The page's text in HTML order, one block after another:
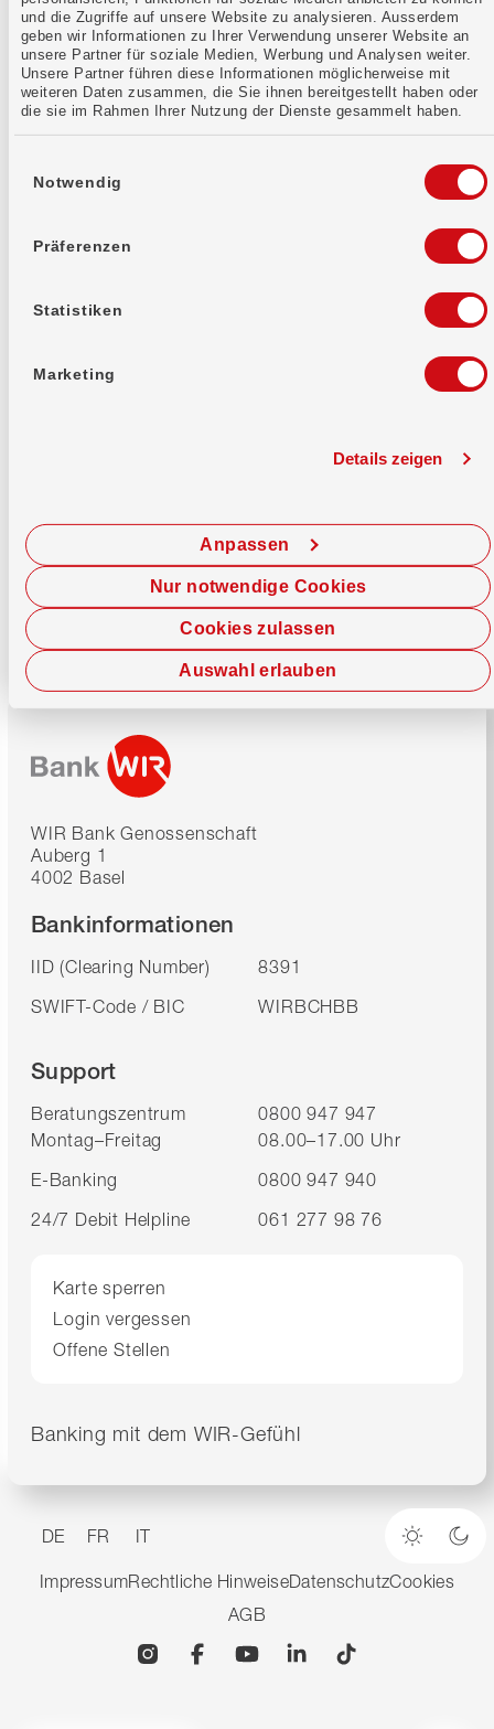
und die Zugriffe auf unsere Website zu analysieren. Ausserdem
geben wir Informationen zu Ihrer Verwendung unserer Website an
unsere Partner für soziale Medien, Werbung und Analysen weiter.
Unsere Partner führen diese Informationen möglicherweise mit
weiteren Daten zusammen, die Sie ihnen bereitgestellt haben oder
die sie im Rahmen Ihrer Nutzung der Dienste gesammelt haben.
Notwendig
Präferenzen
Statistiken
Marketing
Details zeigen
Cookies zulassen
Anpassen
Auswahl erlauben
Nur notwendige Cookies
Mehr erfahren
Kontaktformular
Jetzt chatten
WIR Bank Genossenschaft
Auberg 1
4002 Basel
Bankinformationen
IID (Clearing Number)
8391
SWIFT-Code / BIC
WIRBCHBB
Support
Beratungszentrum
0800 947 947
Montag–Freitag
08.00–17.00 Uhr
E-Banking
0800 947 940
24/7 Debit Helpline
061 277 98 76
Karte sperren
Login vergessen
Offene Stellen
Banking mit dem WIR-Gefühl
DE FR IT
Heller
ImpressumRechtliche HinweiseDatenschutzCookies
AGB
InstagramFacebookYouTubeLinkedin